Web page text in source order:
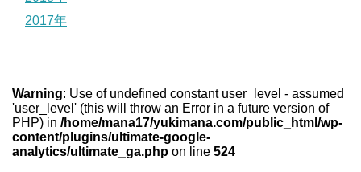
2017年
Warning: Use of undefined constant user_level - assumed
'user_level' (this will throw an Error in a future version of
PHP) in /home/mana17/yukimana.com/public_html/wp-
content/plugins/ultimate-google-
analytics/ultimate_ga.php on line 524